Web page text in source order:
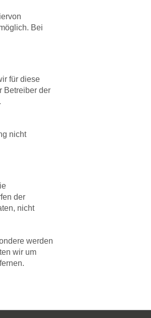
Bei
für diese
Betreiber der
nicht
der
nicht
werden
wir um